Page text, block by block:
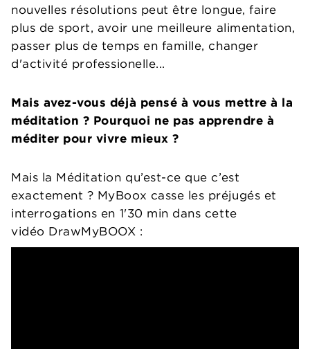
nouvelles résolutions peut être longue, faire
plus de sport, avoir une meilleure alimentation,
passer plus de temps en famille, changer
d'activité professionelle...
Mais avez-vous déjà pensé à vous mettre à la
méditation ? Pourquoi ne pas apprendre à
méditer pour vivre mieux ?
Mais la Méditation qu’est-ce que c’est
exactement ? MyBoox casse les préjugés et
interrogations en 1'30 min dans cette
vidéo DrawMyBOOX :